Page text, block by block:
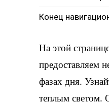
Конец
На этой
предоставляем
фазах дня.
теплым светом.